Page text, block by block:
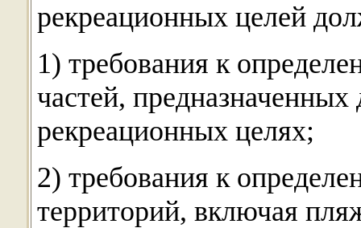
рекреационных целей
1) требования к
частей, предназначенных
рекреационных целях;
2) требования к
территорий, включая